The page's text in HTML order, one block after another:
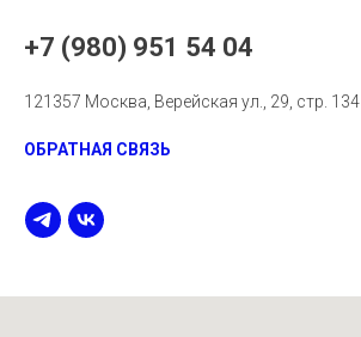
+7 (980) 951 54 04
121357 Москва, Верейская ул., 29, стр. 134
ОБРАТНАЯ СВЯЗЬ